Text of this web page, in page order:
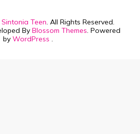
Sintonia Teen. All Rights Reserved.
By Blossom Themes. Powered
by WordPress .